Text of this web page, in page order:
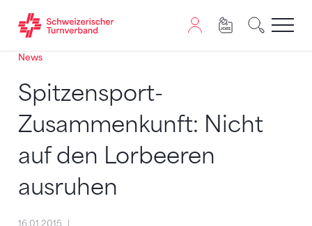
Zum Inhalt springen
Zur Sitemap navigieren
Zum Navigieren dieser Seite wird JavaScript benötigt.
News
Spitzensport-
Zusammenkunft: Nicht
auf den Lorbeeren
ausruhen
16.01.2015